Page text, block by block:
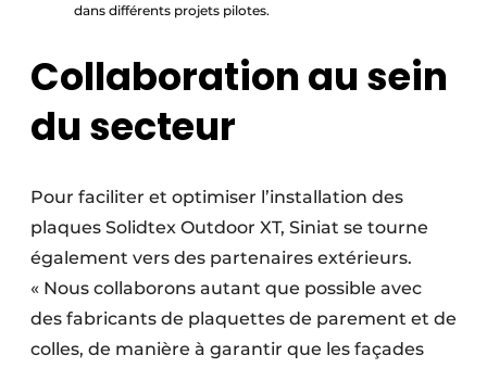
dans différents projets pilotes.
Collaboration au sein
du secteur
Pour faciliter et optimiser l’installation des
plaques Solidtex Outdoor XT, Siniat se tourne
également vers des partenaires extérieurs.
« Nous collaborons autant que possible avec
des fabricants de plaquettes de parement et de
colles, de manière à garantir que les façades